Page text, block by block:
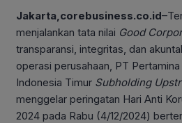
Jakarta,corebusiness.co.id
menjalankan tata nilai Good
transparansi, integritas, dan
operasi perusahaan, PT
Indonesia Timur Subholding
menggelar peringatan Hari Anti
2024 pada Rabu (4/12/2024)